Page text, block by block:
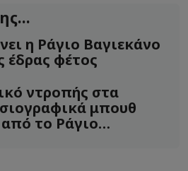
η Ράγιο Βαγιεκάνο
έδρας φέτος
ντροπής στα
μπουθ
το Ράγιο